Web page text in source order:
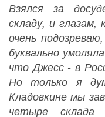
Взялся за
складу, и
очень
буквально
что Джесс - в
Но только я
Кладовкине мы
четыре